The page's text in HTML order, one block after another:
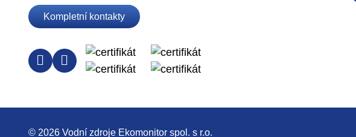
Kompletní kontakty
© 2026 Vodní zdroje Ekomonitor spol. s r.o.